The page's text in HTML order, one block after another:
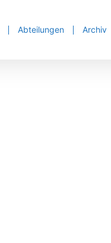
Abteilungen Archiv